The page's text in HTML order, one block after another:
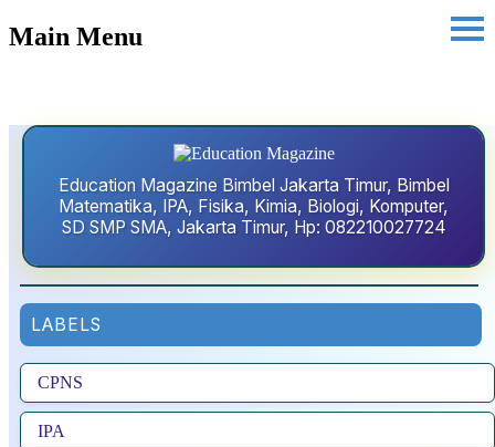
Main Menu
Education Magazine Bimbel Jakarta Timur, Bimbel
Matematika, IPA, Fisika, Kimia, Biologi, Komputer,
SD SMP SMA, Jakarta Timur, Hp: 082210027724
LABELS
CPNS
IPA